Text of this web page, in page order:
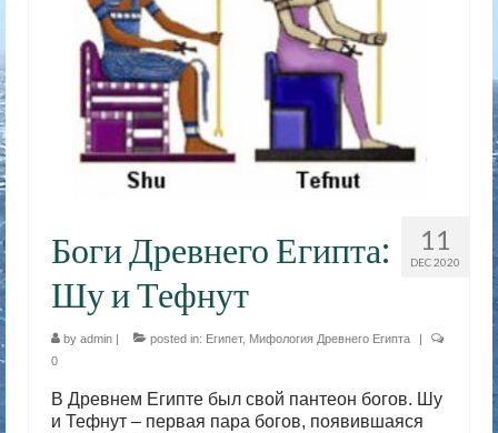
11
DEC 2020
Боги Древнего Египта:
Шу и Тефнут
by admin | posted in: Египет, Мифология Древнего Египта
|
0
В Древнем Египте был свой пантеон богов. Шу
и Тефнут – первая пара богов, появившаяся